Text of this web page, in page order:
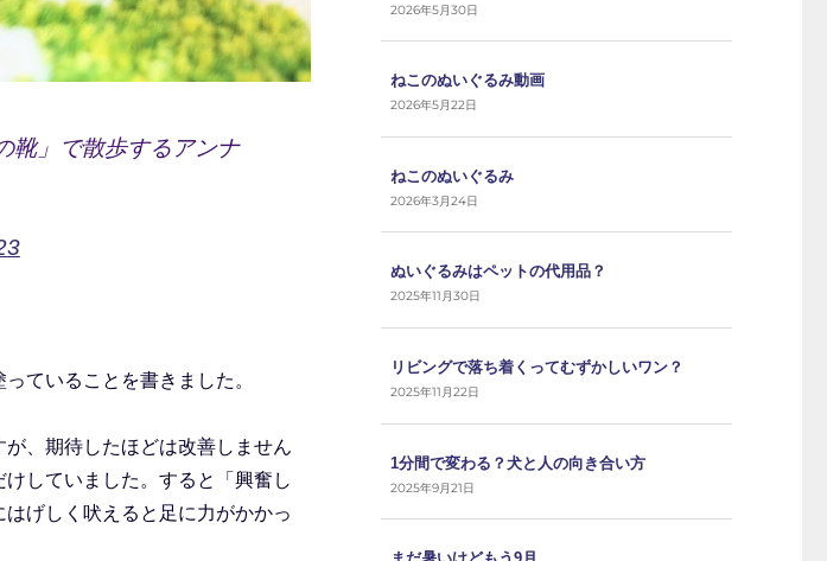
靴」で散歩するアンナ
ていることを書きました。
、期待したほどは改善しません
していました。すると「興奮し
げしく吠えると足に力がかかっ
2026年5月30日
ねこのぬいぐるみ動画
2026年5月22日
ねこのぬいぐるみ
2026年3月24日
ぬいぐるみはペットの代用品？
2025年11月30日
リビングで落ち着くってむずかしいワン？
2025年11月22日
1分間で変わる？犬と人の向き合い方
2025年9月21日